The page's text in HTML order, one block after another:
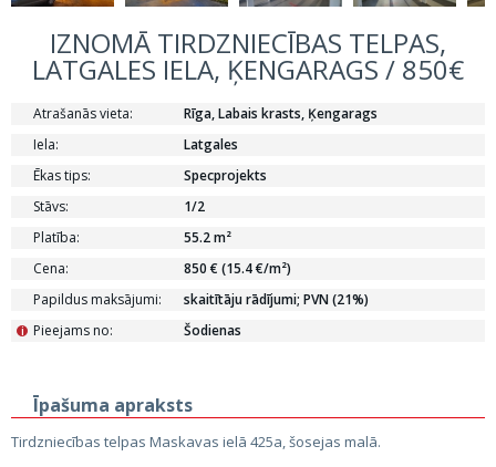
IZNOMĀ TIRDZNIECĪBAS TELPAS,
LATGALES IELA, ĶENGARAGS / 850€
Atrašanās vieta:
Rīga, Labais krasts, Ķengarags
Iela:
Latgales
Ēkas tips:
Specprojekts
Stāvs:
1/2
Platība:
55.2 m²
Cena:
850 € (15.4 €/m²)
Papildus maksājumi:
skaitītāju rādījumi; PVN (21%)
Pieejams no:
i Šodienas
Īpašuma apraksts
Tirdzniecības telpas Maskavas ielā 425a, šosejas malā.